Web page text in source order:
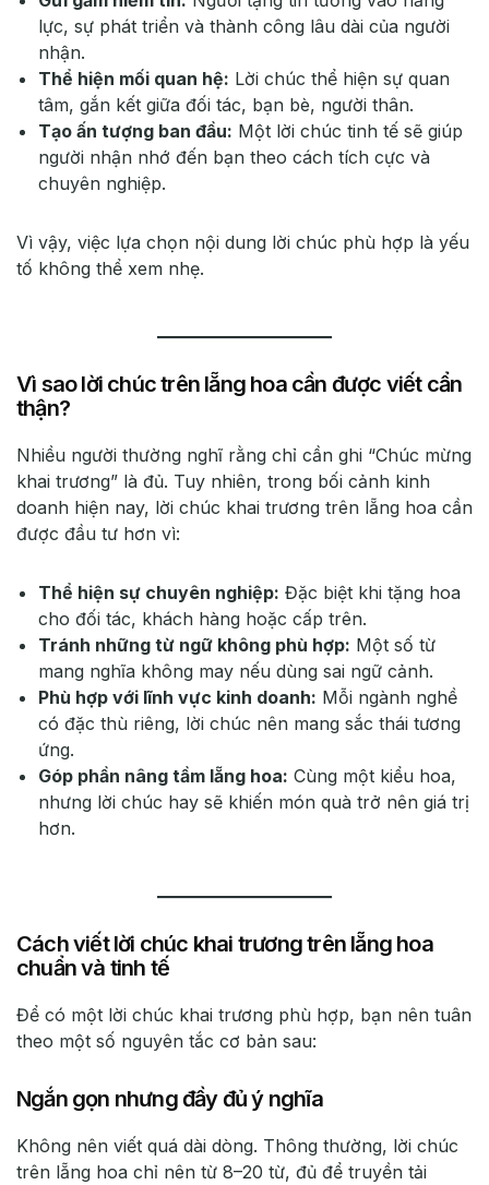
lực, sự phát triển và thành công lâu dài của người
nhận.
Thể hiện mối quan hệ: Lời chúc thể hiện sự quan
tâm, gắn kết giữa đối tác, bạn bè, người thân.
Tạo ấn tượng ban đầu: Một lời chúc tinh tế sẽ giúp
người nhận nhớ đến bạn theo cách tích cực và
chuyên nghiệp.
Vì vậy, việc lựa chọn nội dung lời chúc phù hợp là yếu
tố không thể xem nhẹ.
Vì sao lời chúc trên lẵng hoa cần được viết cẩn
thận?
Nhiều người thường nghĩ rằng chỉ cần ghi “Chúc mừng
khai trương” là đủ. Tuy nhiên, trong bối cảnh kinh
doanh hiện nay, lời chúc khai trương trên lẵng hoa cần
được đầu tư hơn vì:
Thể hiện sự chuyên nghiệp: Đặc biệt khi tặng hoa
cho đối tác, khách hàng hoặc cấp trên.
Tránh những từ ngữ không phù hợp: Một số từ
mang nghĩa không may nếu dùng sai ngữ cảnh.
Phù hợp với lĩnh vực kinh doanh: Mỗi ngành nghề
có đặc thù riêng, lời chúc nên mang sắc thái tương
ứng.
Góp phần nâng tầm lẵng hoa: Cùng một kiểu hoa,
nhưng lời chúc hay sẽ khiến món quà trở nên giá trị
hơn.
Cách viết lời chúc khai trương trên lẵng hoa
chuẩn và tinh tế
Để có một lời chúc khai trương phù hợp, bạn nên tuân
theo một số nguyên tắc cơ bản sau:
Ngắn gọn nhưng đầy đủ ý nghĩa
Không nên viết quá dài dòng. Thông thường, lời chúc
trên lẵng hoa chỉ nên từ 8–20 từ, đủ để truyền tải